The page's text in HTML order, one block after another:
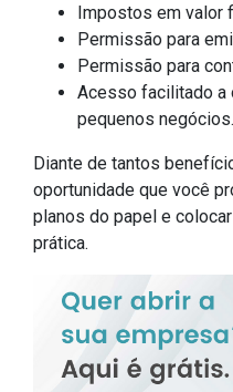
Impostos em valor
Permissão para
Permissão para
Acesso facilitado a
pequenos negócios.
Diante de tantos
oportunidade que você
planos do papel e
prática.